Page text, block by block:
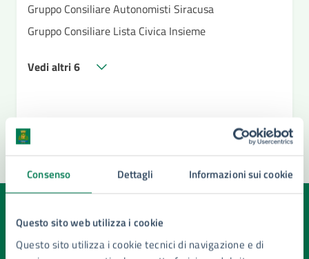
Consenso Dettagli Informazioni sui cookie
Questo sito web utilizza i cookie
Questo sito utilizza i cookie tecnici di navigazione e di
Gruppo Consiliare Autonomisti Siracusa
Gruppo Consiliare Lista Civica Insieme
Vedi altri 6
Quanto sono chiare le informazioni su questa
pagina?